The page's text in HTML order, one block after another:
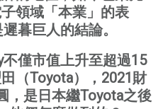
領域「本業」的表
暮巨人的結論。
不僅市值上升至超過15
（Toyota）， 2021 財
，是日本繼Toyota之後